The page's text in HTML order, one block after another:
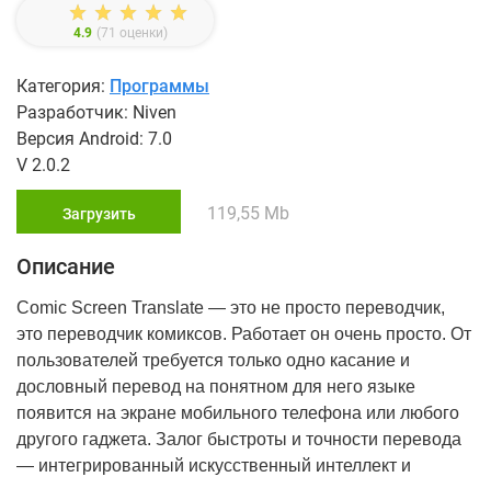
4.9 (71 оценки)
Категория: Программы
Разработчик: Niven
Версия Android: 7.0
V 2.0.2
Загрузить 119,55 Mb
Описание
Comic Screen Translate — это не просто переводчик,
это переводчик комиксов. Работает он очень просто. От
пользователей требуется только одно касание и
дословный перевод на понятном для него языке
появится на экране мобильного телефона или любого
другого гаджета. Залог быстроты и точности перевода
— интегрированный искусственный интеллект и